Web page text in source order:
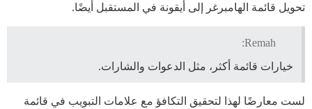
تحويل قائمة الهامبرغر إلى أيقونة في المستقبل أيضًا.
Remah:
خيارات قائمة أكثر، مثل الدعوات والشارات.
لست معارضًا لهذا لتحقيق التكافؤ مع علامات التبويب في قائمة